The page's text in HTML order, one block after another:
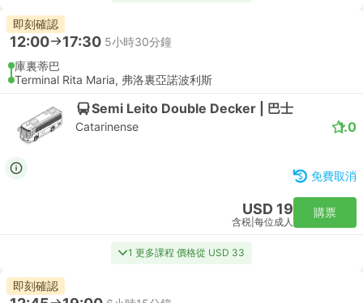
即刻確認
12:00 17:30 5小時30分鐘
庫裏蒂巴
Terminal Rita Maria, 弗洛裏亞諾波利斯
Semi Leito Double Decker | 巴士
Catarinense 1.0
免費取消
USD 19
含税 每位成人
購票
1 更多課程 價格從 USD 33
即刻確認